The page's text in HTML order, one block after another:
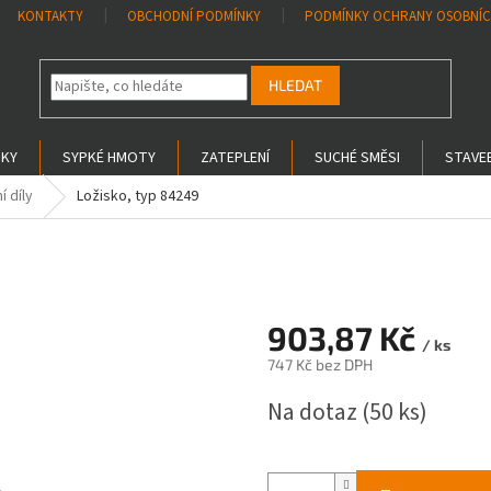
KONTAKTY OBCHODNÍ PODMÍNKY PODMÍNKY OCHRANY
HLEDAT
SYPKÉ HMOTY ZATEPLENÍ SUCHÉ SMĚSI
díly Ložisko, typ 84249
903,87 Kč / ks
747 Kč bez DPH
cena:
Na dotaz (50 ks)